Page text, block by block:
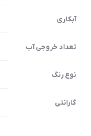
آبکاری
تعداد خروجی آب
نوع رنگ
گارانتی